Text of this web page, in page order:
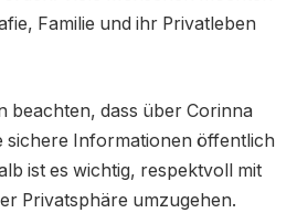
Familie und ihr Privatleben
beachten, dass über Corinna
sichere Informationen öffentlich
ist es wichtig, respektvoll mit
Privatsphäre umzugehen.